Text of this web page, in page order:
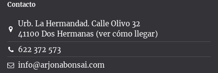
Contacto
Urb. La Hermandad. Calle Olivo 32
41100 Dos Hermanas (ver cómo llegar)
622 372 573
info@arjonabonsai.com